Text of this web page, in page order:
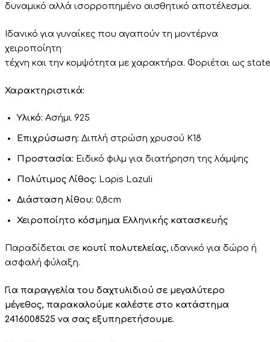
δυναμικό αλλά ισορροπημένο αισθητικό αποτέλεσμα.
Ιδανικόγιαγυναίκες που αγαπούν τη μοντέρνα
χειροποίητη
τέχνη και την κομψότητα με χαρακτήρα. Φοριέται ως
Χαρακτηριστικά:
Υλικό: Ασήμι 925
Επιχρύσωση: Διπλή στρώση χρυσού Κ18
Προστασία: Ειδικό φιλμ για διατήρηση της λάμψης
Πολύτιμος Λίθος: Lapis Lazuli
Διάσταση λίθου: 0,8cm
Χειροποίητο κόσμημα Ελληνικής κατασκευής
Παραδίδεται σε κουτί πολυτελείας, ιδανικό για δώρο ή
ασφαλή φύλαξη.
Για παραγγελία του δαχτυλιδιού σε μεγαλύτερο
μέγεθος, παρακαλούμε καλέστε στο κατάστημα
2416008525 να σας εξυπηρετήσουμε.